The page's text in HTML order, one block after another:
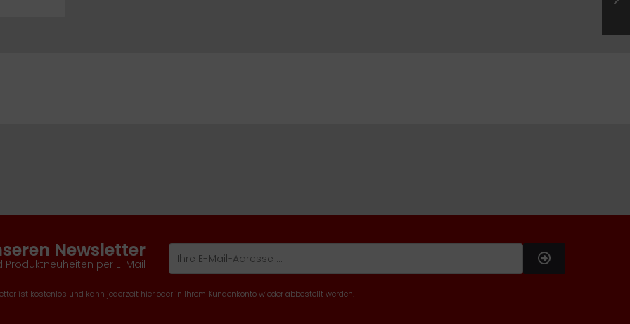
Newsletter
per E-Mail
ist kostenlos und kann jederzeit hier oder in Ihrem Kundenkonto wieder abbestellt werden.